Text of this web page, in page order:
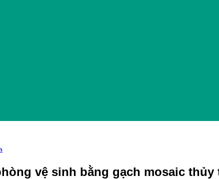
vệ sinh bằng gạch mosaic thủy